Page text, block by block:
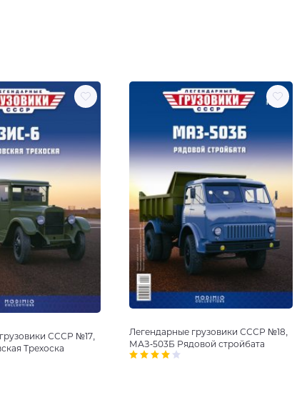
СССР №17,
Трехоска
Легендарные грузовики СССР №18,
МАЗ-503Б Рядовой стройбата